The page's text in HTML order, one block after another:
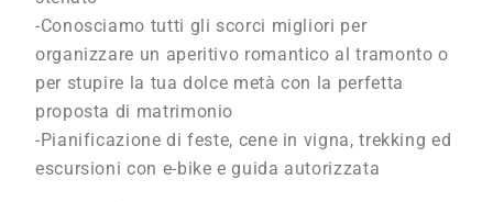
-Conosciamo tutti gli scorci migliori per
organizzare un aperitivo romantico al tramonto o
per stupire la tua dolce metà con la perfetta
proposta di matrimonio
-Pianificazione di feste, cene in vigna, trekking ed
escursioni con e-bike e guida autorizzata